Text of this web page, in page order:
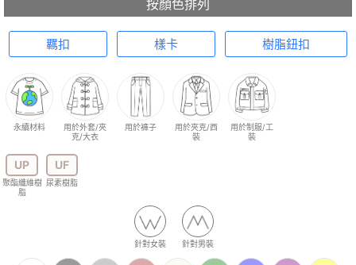
按顏色排列
羈扣 樣卡 樹脂鈕扣
永續材料
用於外套/夾
克/大衣
用於褲子
用於夾克/西
裝
用於制服/工
裝
UP
聚酯纖維樹
脂
UF
尿素樹脂
針對女裝 針對男裝